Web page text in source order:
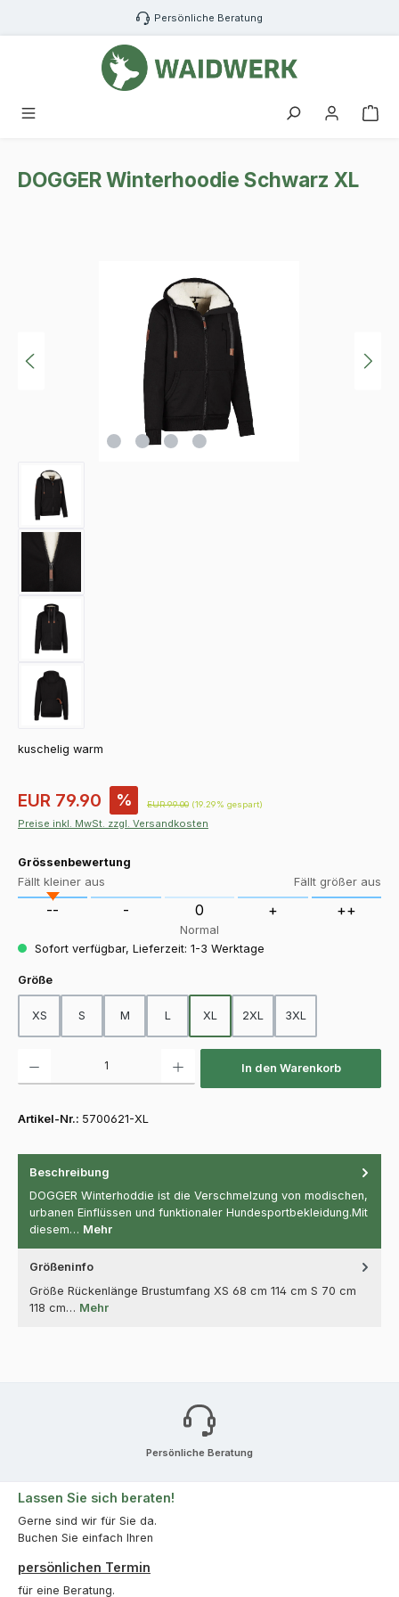
Zum Hauptinhalt springen Persönliche Beratung
DOGGER Winterhoodie Schwarz XL
kuschelig warm
Verkaufspreis:
EUR 79.90 % Regulärer Preis:
EUR 99.00 (19.29% gespart)
Preise inkl. MwSt. zzgl. Versandkosten
Grössenbewertung
Fällt kleiner aus Fällt größer aus
-- - 0 + ++
Normal
Sofort verfügbar, Lieferzeit: 1-3 Werktage
Größeauswählen
XS S M L XL 2XL 3XL
In den Warenkorb
Artikel-Nr.: 5700621-XL
Beschreibung
DOGGER Winterhoddie ist die Verschmelzung von modischen,
urbanen Einflüssen und funktionaler Hundesportbekleidung.Mit
diesem… Mehr
Größeninfo
Größe Rückenlänge Brustumfang XS 68 cm 114 cm S 70 cm
118 cm… Mehr
Persönliche Beratung
Lassen Sie sich beraten!
Gerne sind wir für Sie da.
Buchen Sie einfach Ihren
persönlichen Termin
für eine Beratung.